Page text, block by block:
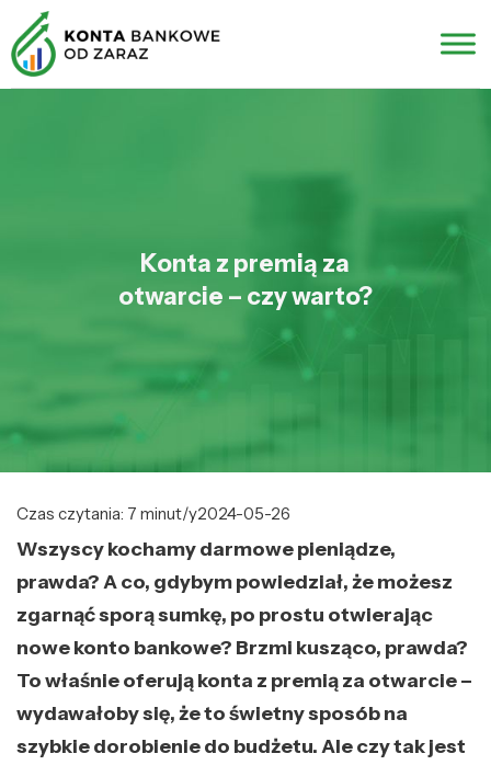
Konta z premią za
otwarcie – czy warto?
Czas czytania: 7 minut/y2024-05-26
Wszyscy kochamy darmowe pieniądze,
prawda? A co, gdybym powiedział, że możesz
zgarnąć sporą sumkę, po prostu otwierając
nowe konto bankowe? Brzmi kusząco, prawda?
To właśnie oferują konta z premią za otwarcie –
wydawałoby się, że to świetny sposób na
szybkie dorobienie do budżetu. Ale czy tak jest